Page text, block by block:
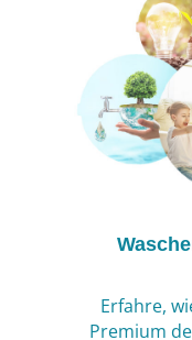
Erfahre,
Premium